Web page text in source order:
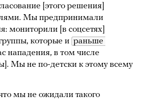
[этого решения]
Мы предпринимали
мониторили [в соцсетях]
которые и раньше
нападения, в том числе
Мы не по-детски к этому всему
мы не ожидали такого